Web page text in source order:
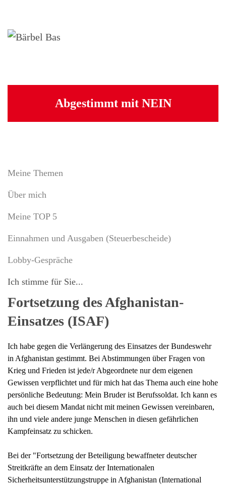
Abgestimmt mit NEIN
Meine Themen
Über mich
Meine TOP 5
Einnahmen und Ausgaben (Steuerbescheide)
Lobby-Gespräche
Ich stimme für Sie...
Fortsetzung des Afghanistan-
Einsatzes (ISAF)
Ich habe gegen die Verlängerung des Einsatzes der Bundeswehr
in Afghanistan gestimmt. Bei Abstimmungen über Fragen von
Krieg und Frieden ist jede/r Abgeordnete nur dem eigenen
Gewissen verpflichtet und für mich hat das Thema auch eine hohe
persönliche Bedeutung: Mein Bruder ist Berufssoldat. Ich kann es
auch bei diesem Mandat nicht mit meinen Gewissen vereinbaren,
ihn und viele andere junge Menschen in diesen gefährlichen
Kampfeinsatz zu schicken.
Bei der "Fortsetzung der Beteiligung bewaffneter deutscher
Streitkräfte an dem Einsatz der Internationalen
Sicherheitsunterstützungstruppe in Afghanistan (International